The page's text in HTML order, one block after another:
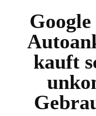
kauft